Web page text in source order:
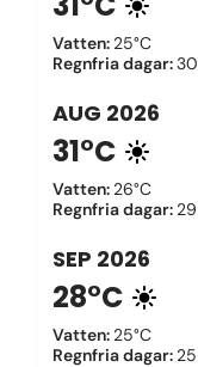
Vatten: 25°C
Regnfria dagar:30
AUG 2026
31°C
Vatten: 26°C
Regnfria dagar: 29
SEP 2026
28°C
Vatten: 25°C
Regnfria dagar: 25